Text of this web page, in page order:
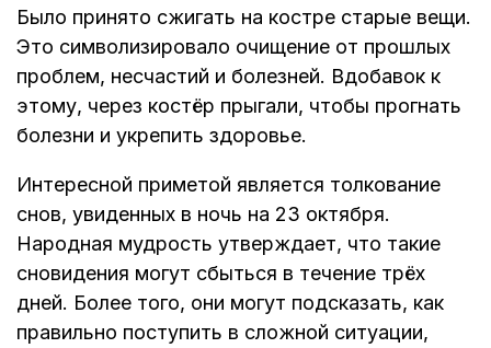
Было принято сжигать на костре старые вещи.
Это символизировало очищение от прошлых
проблем, несчастий и болезней. Вдобавок к
этому, через костёр прыгали, чтобы прогнать
болезни и укрепить здоровье.
Интересной приметой является толкование
снов, увиденных в ночь на 23 октября.
Народная мудрость утверждает, что такие
сновидения могут сбыться в течение трёх
дней. Более того, они могут подсказать, как
правильно поступить в сложной ситуации,